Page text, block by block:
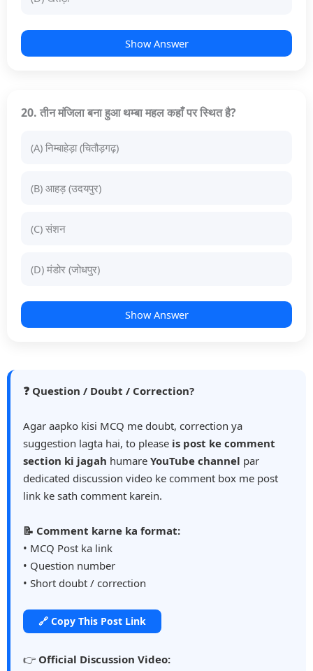
Show Answer
20. तीन मंजिला बना हुआ थम्बा महल कहाँ पर स्थित है?
(A) निम्बाहेड़ा (चितौड़गढ़)
(B) आहड़ (उदयपुर)
(C) संशन
(D) मंडोर (जोधपुर)
Show Answer
❓ Question / Doubt / Correction?
Agar aapko kisi MCQ me doubt, correction ya
suggestion lagta hai, to please is post ke comment
section ki jagah humare YouTube channel par
dedicated discussion video ke comment box me post
link ke sath comment karein.
📝 Comment karne ka format:
• MCQ Post ka link
• Question number
• Short doubt / correction
🔗 Copy This Post Link
👉 Official Discussion Video: